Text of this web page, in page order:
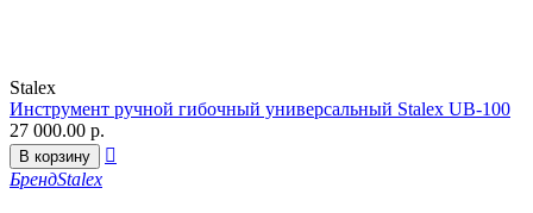
Stalex
Инструмент ручной гибочный универсальный Stalex UB-100
27 000.00 р.
В корзину

БрендStalex